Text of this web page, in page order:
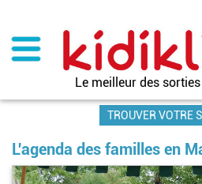
contenu
principal
Le meilleur des
TROUVER VOTRE
L'agenda des familles en